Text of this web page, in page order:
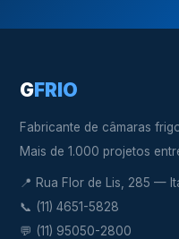
GFRIO
Fabricante de câmaras
Mais de 1.000 projetos
📍 Rua Flor de Lis, 285 —
📞 (11) 4651-5828
💬 (11) 95050-2800